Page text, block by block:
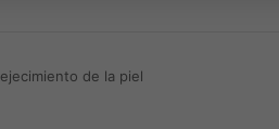
de la piel